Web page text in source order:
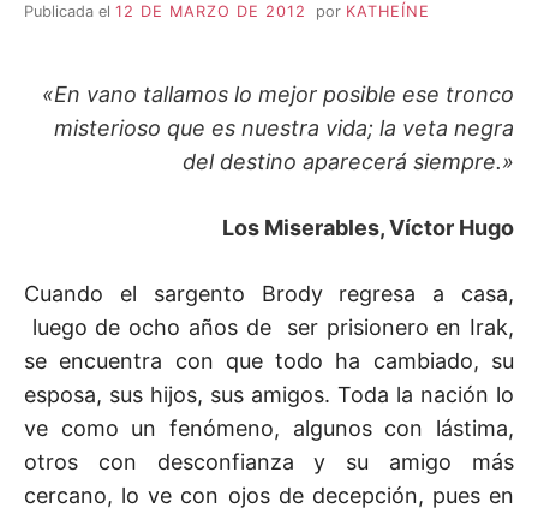
Publicada el 12 DE MARZO DE 2012 por KATHEÍNE
«En vano tallamos lo mejor posible ese tronco
misterioso que es nuestra vida; la veta negra
del destino aparecerá siempre.»
Los Miserables, Víctor Hugo
Cuando el sargento Brody regresa a casa,
luego de ocho años de ser prisionero en Irak,
se encuentra con que todo ha cambiado, su
esposa, sus hijos, sus amigos. Toda la nación lo
ve como un fenómeno, algunos con lástima,
otros con desconfianza y su amigo más
cercano, lo ve con ojos de decepción, pues en